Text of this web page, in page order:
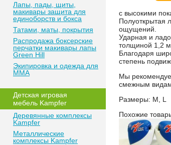
Лапы, пады, щиты,
макивары защита для
единоборств и бокса
Татами, маты, покрытия
Распродажа боксерские
перчатки макивары лапы
Green Hill
Экипировка и одежда для
MMA
Детская игровая
мебель Kampfer
Деревянные комплексы
Kampfer
Металлические
комплексы Kampfer
с высокими
Полуоткрытая
ощущений.
Ударная и
толщиной 1,2
Благодаря
степень
Мы
смежным
Размеры: M, L
Похожие